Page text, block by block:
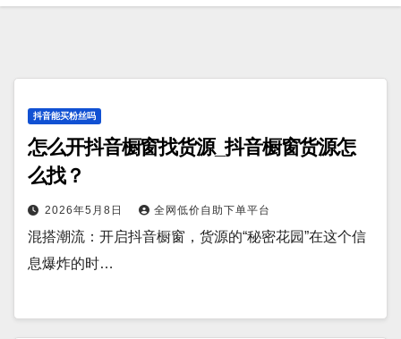
抖音能买粉丝吗
怎么开抖音橱窗找货源_抖音橱窗货源怎
么找？
2026年5月8日 全网低价自助下单平台
混搭潮流：开启抖音橱窗，货源的“秘密花园”在这个信
息爆炸的时…